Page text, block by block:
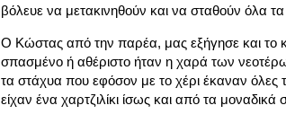
βόλευε να μετακινηθούν και να σταθούν όλα
Ο Κώστας από την παρέα, μας εξήγησε και το
σπασμένο ή αθέριστο ήταν η χαρά των
τα στάχυα που εφόσον με το χέρι έκαναν όλες
είχαν ένα χαρτζιλίκι ίσως και από τα